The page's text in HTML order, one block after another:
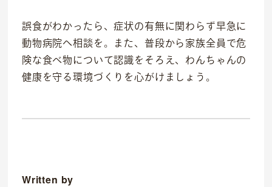
OFFICIAL SNS
dog cat
誤食がわかったら、症状の有無に関わらず早急に
動物病院へ相談を。また、普段から家族全員で危
険な食べ物について認識をそろえ、わんちゃんの
健康を守る環境づくりを心がけましょう。
Written by